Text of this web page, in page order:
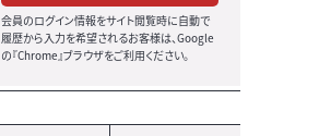
会員のログイン情報をサイト閲覧時に自動で
履歴から入力を希望されるお客様は、Google
の『Chrome』ブラウザをご利用ください。